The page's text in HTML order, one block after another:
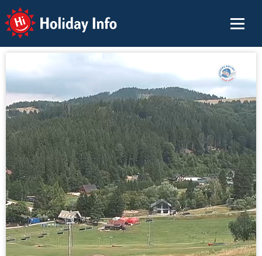
Holiday Info